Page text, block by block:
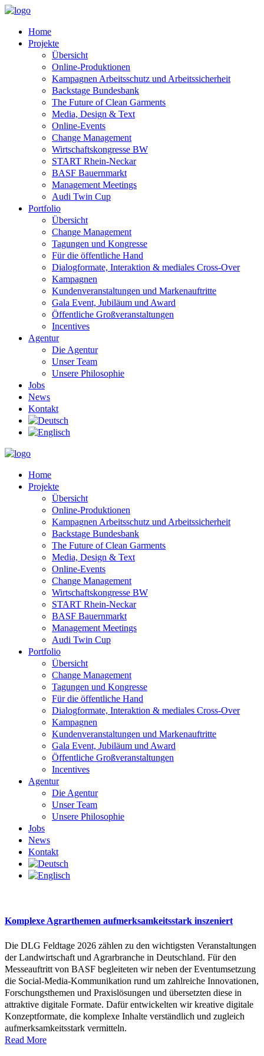
Home
Projekte
Übersicht
Online-Produktionen
Kampagnen Arbeitsschutz und Arbeitssicherheit
Backstage Bundesbank
The Future of Clean Garments
Media, Design & Text
Online-Events
Change Management
Wirtschaftskongresse BW
START Rhein-Neckar
BASF Bauernmarkt
Management Meetings
Audi Twin Cup
Portfolio
Übersicht
Change Management
Tagungen und Kongresse
Für die öffentliche Hand
Dialogformate, Interaktion & mediales Cross-Over
Kampagnen
Kundenveranstaltungen und Markenauftritte
Gala Event, Jubiläum und Award
Öffentliche Großveranstaltungen
Incentives
Agentur
Die Agentur
Unser Team
Unsere Philosophie
Jobs
News
Kontakt
Home
Projekte
Übersicht
Online-Produktionen
Kampagnen Arbeitsschutz und Arbeitssicherheit
Backstage Bundesbank
The Future of Clean Garments
Media, Design & Text
Online-Events
Change Management
Wirtschaftskongresse BW
START Rhein-Neckar
BASF Bauernmarkt
Management Meetings
Audi Twin Cup
Portfolio
Übersicht
Change Management
Tagungen und Kongresse
Für die öffentliche Hand
Dialogformate, Interaktion & mediales Cross-Over
Kampagnen
Kundenveranstaltungen und Markenauftritte
Gala Event, Jubiläum und Award
Öffentliche Großveranstaltungen
Incentives
Agentur
Die Agentur
Unser Team
Unsere Philosophie
Jobs
News
Kontakt
Komplexe Agrarthemen aufmerksamkeitsstark inszeniert
Die DLG Feldtage 2026 zählen zu den wichtigsten Veranstaltungen
der Landwirtschaft und Agrarbranche in Deutschland. Für den
Messeauftritt von BASF begleiteten wir neben der Eventumsetzung
die Social-Media-Kommunikation rund um zahlreiche Innovationen,
Forschungsthemen und Praxislösungen und übersetzten diese in
attraktive digitale Formate. Dafür entwickelten wir kreative digitale
Konzeptformate, die komplexe Inhalte verständlich und zugleich
aufmerksamkeitsstark vermitteln.
Read More